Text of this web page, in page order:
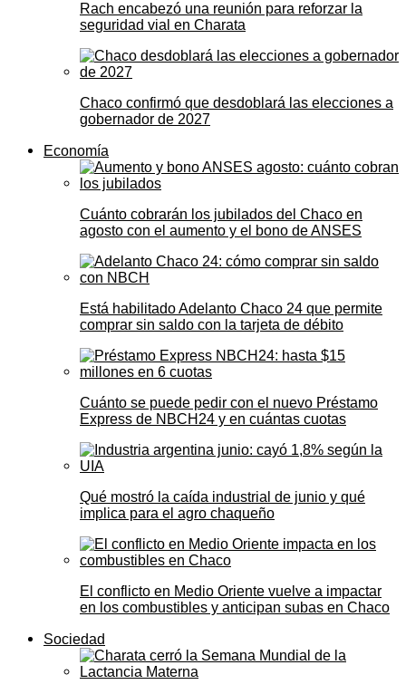
Rach encabezó una reunión para reforzar la
seguridad vial en Charata
Chaco confirmó que desdoblará las elecciones a
gobernador de 2027
Economía
Cuánto cobrarán los jubilados del Chaco en
agosto con el aumento y el bono de ANSES
Está habilitado Adelanto Chaco 24 que permite
comprar sin saldo con la tarjeta de débito
Cuánto se puede pedir con el nuevo Préstamo
Express de NBCH24 y en cuántas cuotas
Qué mostró la caída industrial de junio y qué
implica para el agro chaqueño
El conflicto en Medio Oriente vuelve a impactar
en los combustibles y anticipan subas en Chaco
Sociedad